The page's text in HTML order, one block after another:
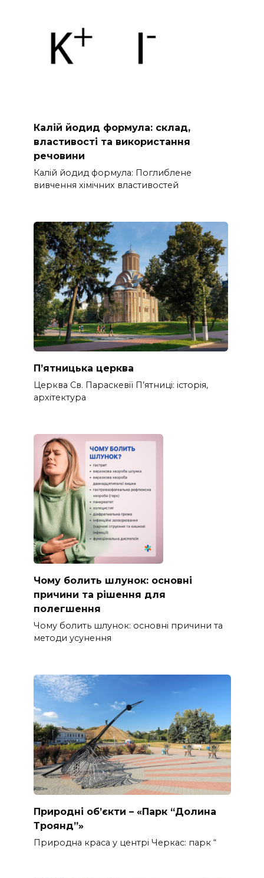
Калій йодид формула: склад,
властивості та використання
речовини
Калій йодид формула: Поглиблене
вивчення хімічних властивостей
П’ятницька церква
Церква Св. Параскевії П’ятниці: історія,
архітектура
Чому болить шлунок: основні
причини та рішення для
полегшення
Чому болить шлунок: основні причини та
методи усунення
Природні об’єкти – «Парк “Долина
Троянд”»
Природна краса у центрі Черкас: парк “